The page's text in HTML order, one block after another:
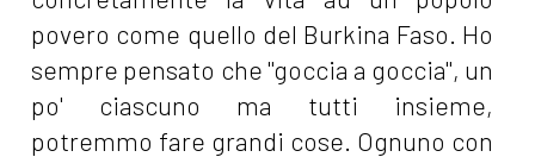
povero come quello del Burkina Faso. Ho
sempre pensato che "goccia a goccia", un
po' ciascuno ma tutti insieme,
potremmo fare grandi cose. Ognuno con